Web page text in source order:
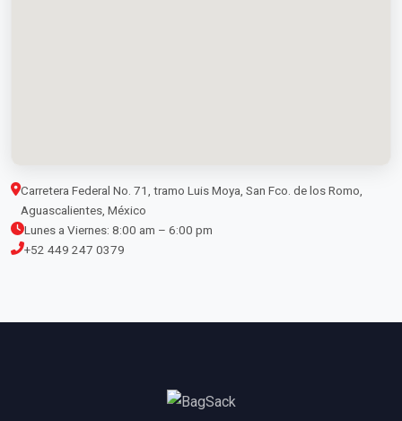
Carretera Federal No. 71, tramo Luis Moya, San Fco. de los Romo,
Aguascalientes, México
Lunes a Viernes: 8:00 am – 6:00 pm
+52 449 247 0379